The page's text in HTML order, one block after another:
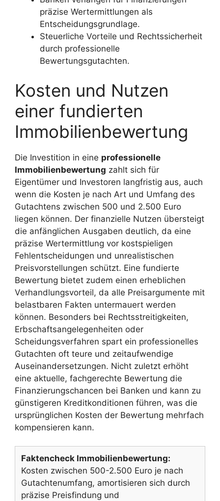
präzise Wertermittlungen als
Entscheidungsgrundlage.
Steuerliche Vorteile und Rechtssicherheit
durch professionelle
Bewertungsgutachten.
Kosten und Nutzen
einer fundierten
Immobilienbewertung
Die Investition in eine professionelle
Immobilienbewertung zahlt sich für
Eigentümer und Investoren langfristig aus, auch
wenn die Kosten je nach Art und Umfang des
Gutachtens zwischen 500 und 2.500 Euro
liegen können. Der finanzielle Nutzen übersteigt
die anfänglichen Ausgaben deutlich, da eine
präzise Wertermittlung vor kostspieligen
Fehlentscheidungen und unrealistischen
Preisvorstellungen schützt. Eine fundierte
Bewertung bietet zudem einen erheblichen
Verhandlungsvorteil, da alle Preisargumente mit
belastbaren Fakten untermauert werden
können. Besonders bei Rechtsstreitigkeiten,
Erbschaftsangelegenheiten oder
Scheidungsverfahren spart ein professionelles
Gutachten oft teure und zeitaufwendige
Auseinandersetzungen. Nicht zuletzt erhöht
eine aktuelle, fachgerechte Bewertung die
Finanzierungschancen bei Banken und kann zu
günstigeren Kreditkonditionen führen, was die
ursprünglichen Kosten der Bewertung mehrfach
kompensieren kann.
Faktencheck Immobilienbewertung:
Kosten zwischen 500-2.500 Euro je nach
Gutachtenumfang, amortisieren sich durch
präzise Preisfindung und